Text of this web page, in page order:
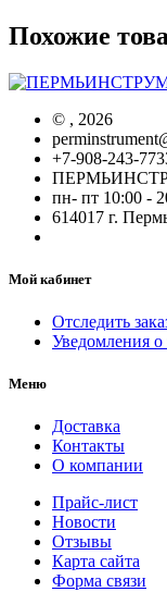
Похожие
© , 2026
+7-908-243-
пн- пт 10:00 -
614017 г.
Мой кабинет
Отследить
Уведомления о
Меню
Доставка
Контакты
О компании
Прайс-лист
Новости
Отзывы
Карта сайта
Форма связи